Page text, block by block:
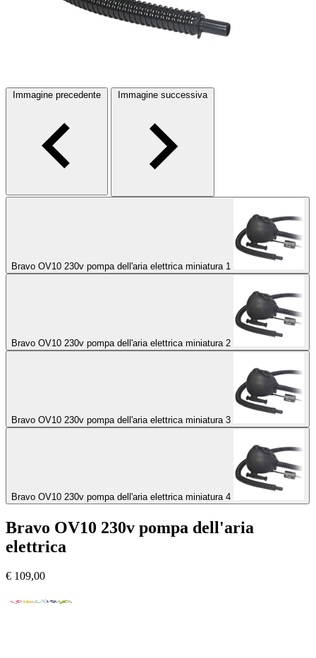
Immagine precedente Immagine successiva
Bravo OV10 230v pompa dell'aria elettrica miniatura 1
Bravo OV10 230v pompa dell'aria elettrica miniatura 2
Bravo OV10 230v pompa dell'aria elettrica miniatura 3
Bravo OV10 230v pompa dell'aria elettrica miniatura 4
Bravo OV10 230v pompa dell'aria
elettrica
€ 109,00